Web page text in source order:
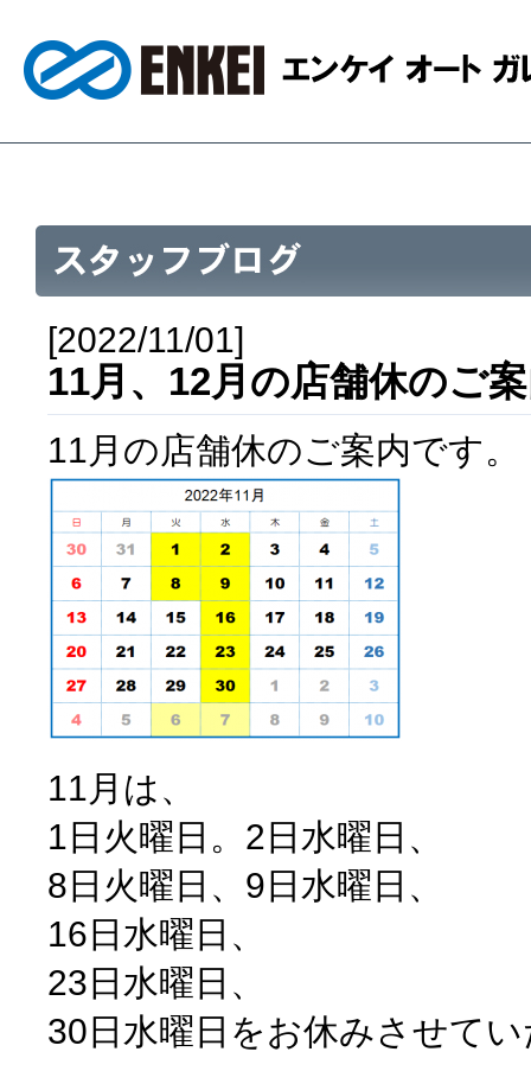
[2022/11/01]
11月、12月の店舗休のご
11月の店舗休のご案内です。
11月は、
1日火曜日。2日水曜日、
8日火曜日、9日水曜日、
16日水曜日、
23日水曜日、
30日水曜日をお休みさせて